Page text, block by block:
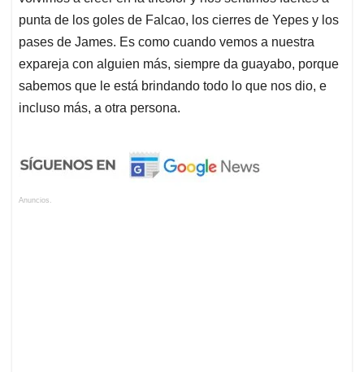
punta de los goles de Falcao, los cierres de Yepes y los
pases de James. Es como cuando vemos a nuestra
expareja con alguien más, siempre da guayabo, porque
sabemos que le está brindando todo lo que nos dio, e
incluso más, a otra persona.
Anuncios.